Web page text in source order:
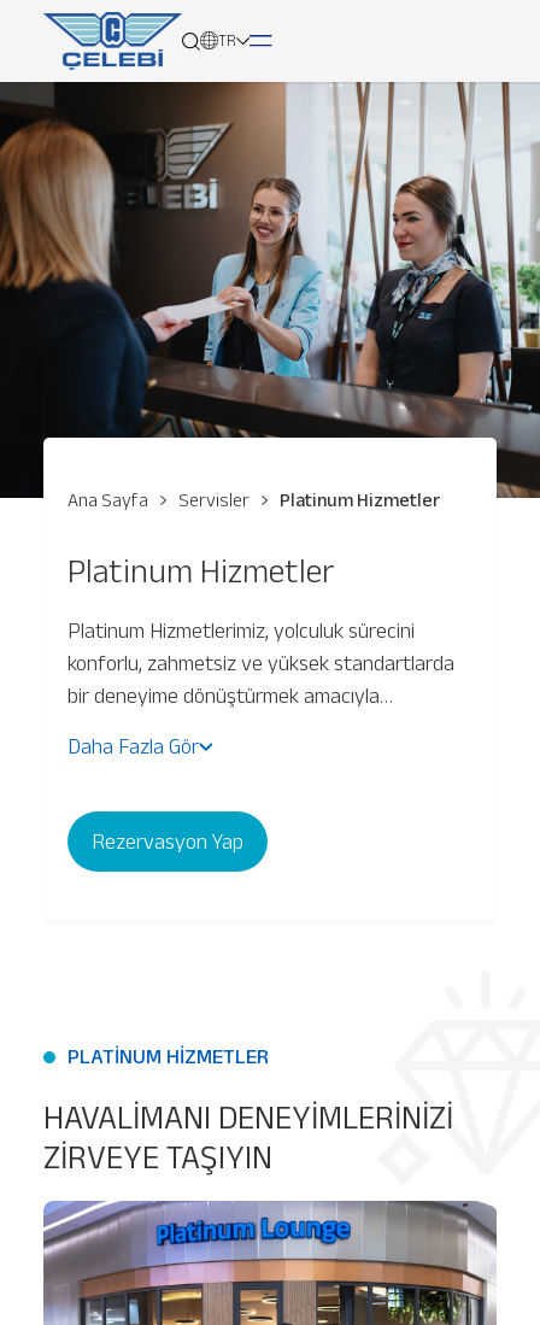
TR
Hakkımızda
Hizmetlerimiz
Küresel Ağımız
Medya
Kariyer
İletişim
Kargo Takibi
Ana Sayfa Servisler Platinum Hizmetler
Platinum Hizmetler
Platinum Hizmetlerimiz, yolculuk sürecini
konforlu, zahmetsiz ve yüksek standartlarda
bir deneyime dönüştürmek amacıyla
fark etmeksizin, tüm yolcularımıza ayrıcalıklı ve
Daha Fazla Gör
Rezervasyon Yap
PLATİNUM HİZMETLER
HAVALİMANI DENEYİMLERİNİZİ
ZİRVEYE TAŞIYIN